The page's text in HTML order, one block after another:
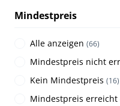
Mindestpreis
Alle anzeigen (66)
Mindestpreis nicht
Kein Mindestpreis (16)
Mindestpreis erreicht